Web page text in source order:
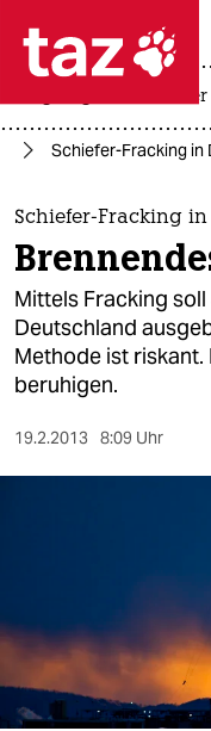
 taz
themen
politik
öko
gesellschaft
kultur
sport
wahrheit
verlag
usa
Schiefer-Fracking in
Schiefer-Fracking
Mittels Fracking
Deutschland
Methode ist
beruhigen.
19.2.2013 8:09 Uhr